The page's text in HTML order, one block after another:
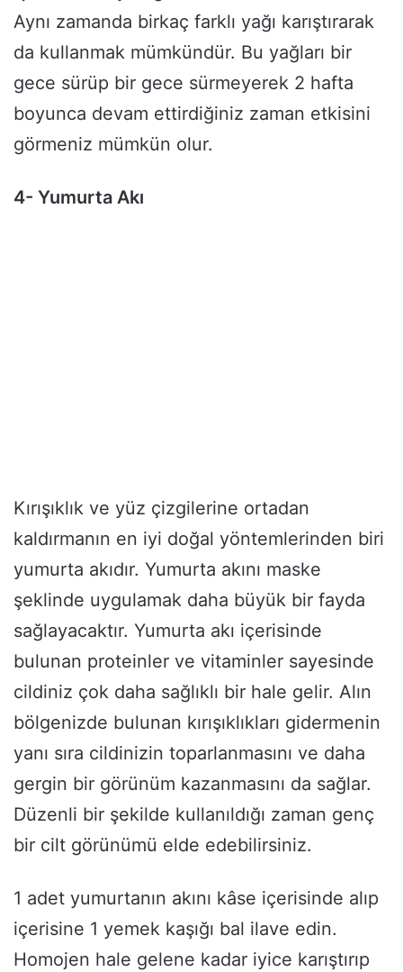
Aynı zamanda birkaç farklı yağı karıştırarak
da kullanmak mümkündür. Bu yağları bir
gece sürüp bir gece sürmeyerek 2 hafta
boyunca devam ettirdiğiniz zaman etkisini
görmeniz mümkün olur.
4- Yumurta Akı
Kırışıklık ve yüz çizgilerine ortadan
kaldırmanın en iyi doğal yöntemlerinden biri
yumurta akıdır. Yumurta akını maske
şeklinde uygulamak daha büyük bir fayda
sağlayacaktır. Yumurta akı içerisinde
bulunan proteinler ve vitaminler sayesinde
cildiniz çok daha sağlıklı bir hale gelir. Alın
bölgenizde bulunan kırışıklıkları gidermenin
yanı sıra cildinizin toparlanmasını ve daha
gergin bir görünüm kazanmasını da sağlar.
Düzenli bir şekilde kullanıldığı zaman genç
bir cilt görünümü elde edebilirsiniz.
1 adet yumurtanın akını kâse içerisinde alıp
içerisine 1 yemek kaşığı bal ilave edin.
Homojen hale gelene kadar iyice karıştırıp